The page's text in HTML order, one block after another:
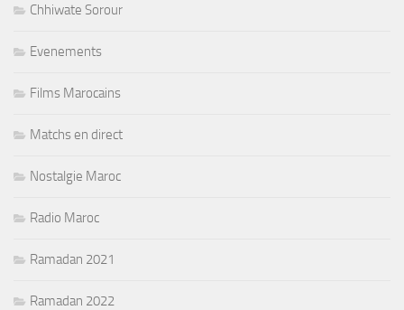
Chhiwate Sorour
Evenements
Films Marocains
Matchs en direct
Nostalgie Maroc
Radio Maroc
Ramadan 2021
Ramadan 2022